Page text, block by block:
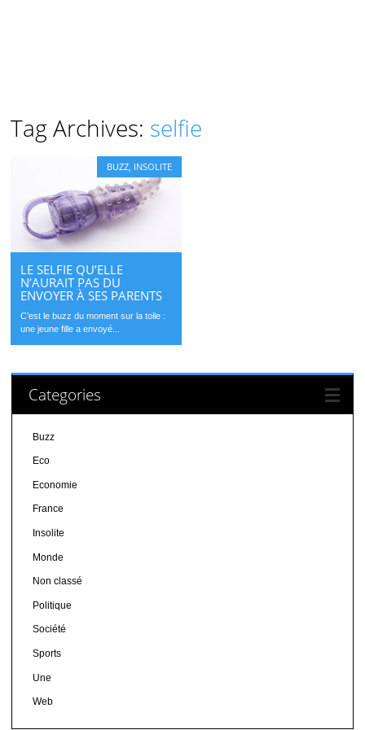
Tag Archives: selfie
BUZZ INSOLITE
LE SELFIE QU’ELLE
N’AURAIT PAS DU
ENVOYER À SES PARENTS
C’est le buzz du moment sur la toile :
une jeune fille a envoyé...
Categories
Buzz
Eco
Economie
France
Insolite
Monde
Non classé
Politique
Société
Sports
Une
Web